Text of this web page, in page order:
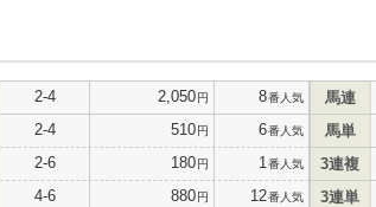
2-4 2,050円 8番人気
2-4 510円 6番人気
2-6 180円 1 番人気
4-6 880円 12番人気
馬連
馬単
3連複
3連単